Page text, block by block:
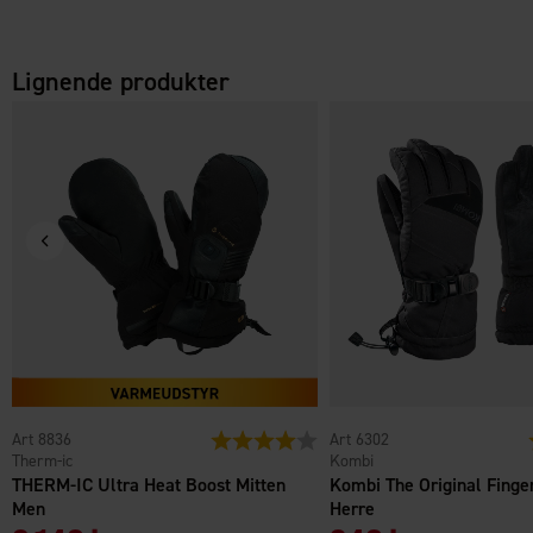
Lignende produkter
THERM-IC Ultra Heat Boost Mitten
Men
Therm-ic
8836 Vurdering: 4.0 ud af 5 stjerner
Kombi The Original
Herre
Kombi
6302